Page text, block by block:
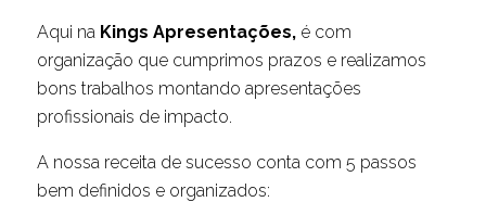
Aqui na Kings Apresentações,é com
organização que cumprimos prazos e realizamos
bons trabalhos montando apresentações
profissionais de impacto.
A nossa receita de sucesso conta com 5 passos
bem definidos e organizados: